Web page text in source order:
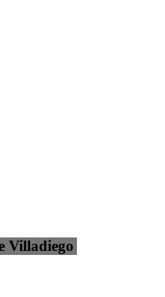
Villadiego